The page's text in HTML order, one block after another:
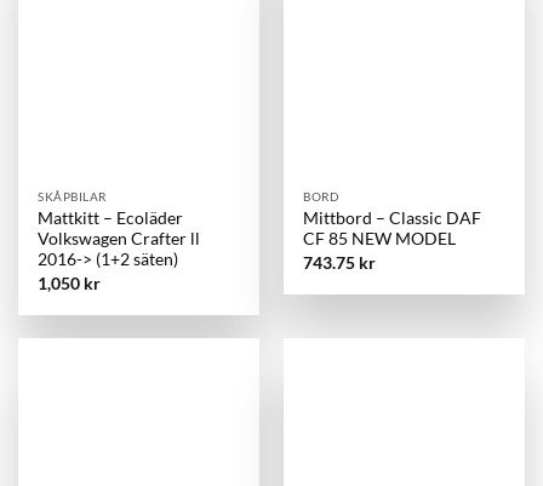
SKÅPBILAR
Mattkitt – Ecoläder
Volkswagen Crafter ll
2016-> (1+2 säten)
1,050 kr
BORD
Mittbord – Classic DAF
CF 85 NEW MODEL
743.75 kr